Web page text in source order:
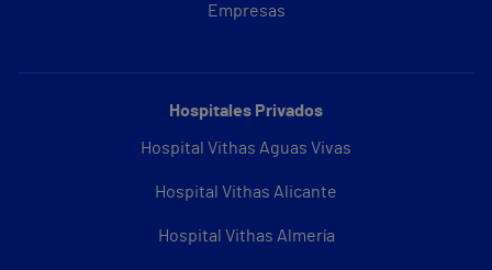
Empresas
Hospitales Privados
Hospital Vithas Aguas Vivas
Hospital Vithas Alicante
Hospital Vithas Almería